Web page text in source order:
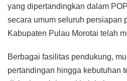
yang dipertandingkan dalam
secara umum seluruh persiapan
Kabupaten Pulau Morotai telah
Berbagai fasilitas pendukung,
pertandingan hingga kebutuhan